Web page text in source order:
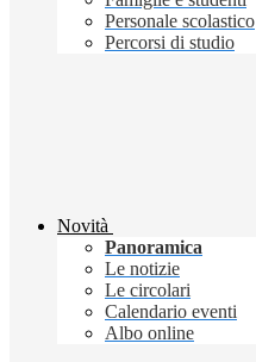
Personale scolastico
Percorsi di studio
Novità
Panoramica
Le notizie
Le circolari
Calendario eventi
Albo online